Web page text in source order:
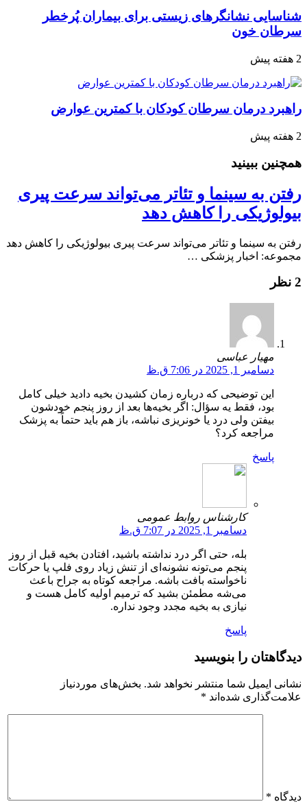
شناسایی نشانگرهای زیستی برای بیماران پُرخطر
سرطان خون
2 هفته پیش
راهبرد درمان سرطان کودکان با کمترین عوارض
2 هفته پیش
همچنین ببینید
رفتن به سینما و تئاتر می‌تواند سرعت پیری
بیولوژیکی را کاهش دهد
رفتن به سینما و تئاتر می‌تواند سرعت پیری بیولوژیکی را کاهش دهد
مجموعه: اخبار پزشکی …
2 نظر
مهیار عباسی
دسامبر 1, 2025 در 7:06 ق.ظ
این توضیحی که درباره زمان کشیدن بخیه دادید خیلی کامل
بود، فقط یه سؤال: اگر بخیه‌ها بعد از روز پنجم خودشون
بیفتن ولی درد یا خونریزی نباشه، باز هم باید حتماً به پزشک
مراجعه کرد؟
پاسخ
کارشناس روابط عمومی
دسامبر 1, 2025 در 7:07 ق.ظ
بله، حتی اگر درد نداشته باشید، افتادن بخیه قبل از روز
پنجم می‌تونه نشونه‌ای از تنش زیاد روی فلپ یا حرکات
ناخواسته بافت باشه. مراجعه کوتاه به جراح باعث
می‌شه مطمئن بشید که ترمیم اولیه کامل هست و
نیازی به بخیه مجدد وجود نداره.
پاسخ
دیدگاهتان را بنویسید
نشانی ایمیل شما منتشر نخواهد شد. بخش‌های موردنیاز
علامت‌گذاری شده‌اند *
دیدگاه *